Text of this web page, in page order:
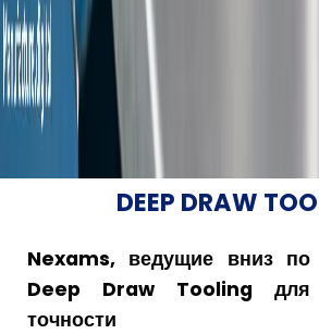
DEEP DRAW
Nexams, ведущие вниз по
Deep Draw Tooling для
точности